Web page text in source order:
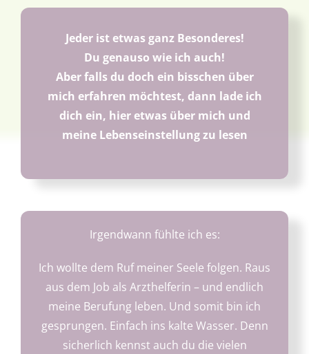
Termine
Jeder ist etwas ganz Besonderes!
Du genauso wie ich auch!
Aber falls du doch ein bisschen über
mich erfahren möchtest, dann lade ich
dich ein, hier etwas über mich und
meine Lebenseinstellung zu lesen
Irgendwann fühlte ich es:
Ich wollte dem Ruf meiner Seele folgen. Raus
aus dem Job als Arzthelferin – und endlich
meine Berufung leben. Und somit bin ich
gesprungen. Einfach ins kalte Wasser. Denn
sicherlich kennst auch du die vielen